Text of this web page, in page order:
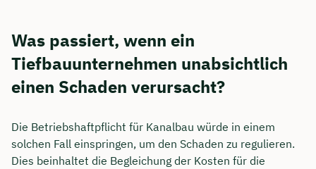
Was passiert, wenn ein
Tiefbauunternehmen unabsichtlich
einen Schaden verursacht?
Die Betriebshaftpflicht für Kanalbau würde in einem
solchen Fall einspringen, um den Schaden zu regulieren.
Dies beinhaltet die Begleichung der Kosten für die